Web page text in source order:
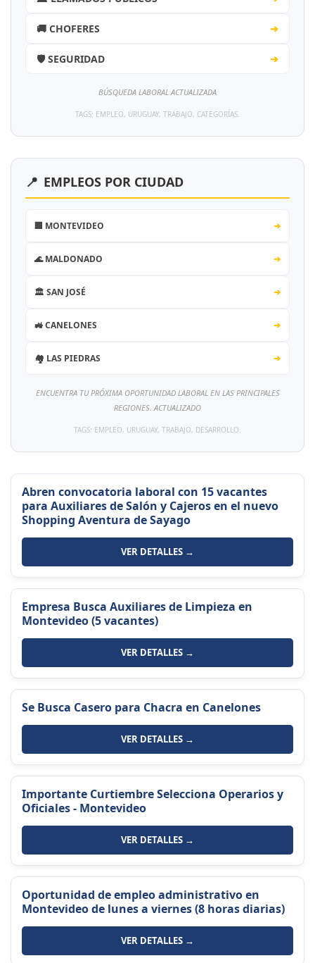
🚚 CHOFERES ➔
🛡️ SEGURIDAD ➔
BÚSQUEDA LABORAL ACTUALIZADA
TAGS: EMPLEO, URUGUAY, TRABAJO, CATEGORÍAS.
📍 EMPLEOS POR CIUDAD
🏢 MONTEVIDEO ➔
🌊 MALDONADO ➔
🏛️ SAN JOSÉ ➔
🚜 CANELONES ➔
🏘️ LAS PIEDRAS ➔
ENCUENTRA TU PRÓXIMA OPORTUNIDAD LABORAL EN LAS PRINCIPALES
REGIONES. ACTUALIZADO
TAGS: EMPLEO, URUGUAY, TRABAJO, DESARROLLO.
Abren convocatoria laboral con 15 vacantes
para Auxiliares de Salón y Cajeros en el nuevo
Shopping Aventura de Sayago
VER DETALLES →
Empresa Busca Auxiliares de Limpieza en
Montevideo (5 vacantes)
VER DETALLES →
Se Busca Casero para Chacra en Canelones
VER DETALLES →
Importante Curtiembre Selecciona Operarios y
Oficiales - Montevideo
VER DETALLES →
Oportunidad de empleo administrativo en
Montevideo de lunes a viernes (8 horas diarias)
VER DETALLES →